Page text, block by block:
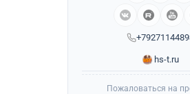
hs-t.ru
Пожаловаться на